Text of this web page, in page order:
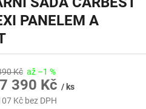
PANELEM A
Kč až –1 %
7 390 Kč / ks
Kčbez DPH